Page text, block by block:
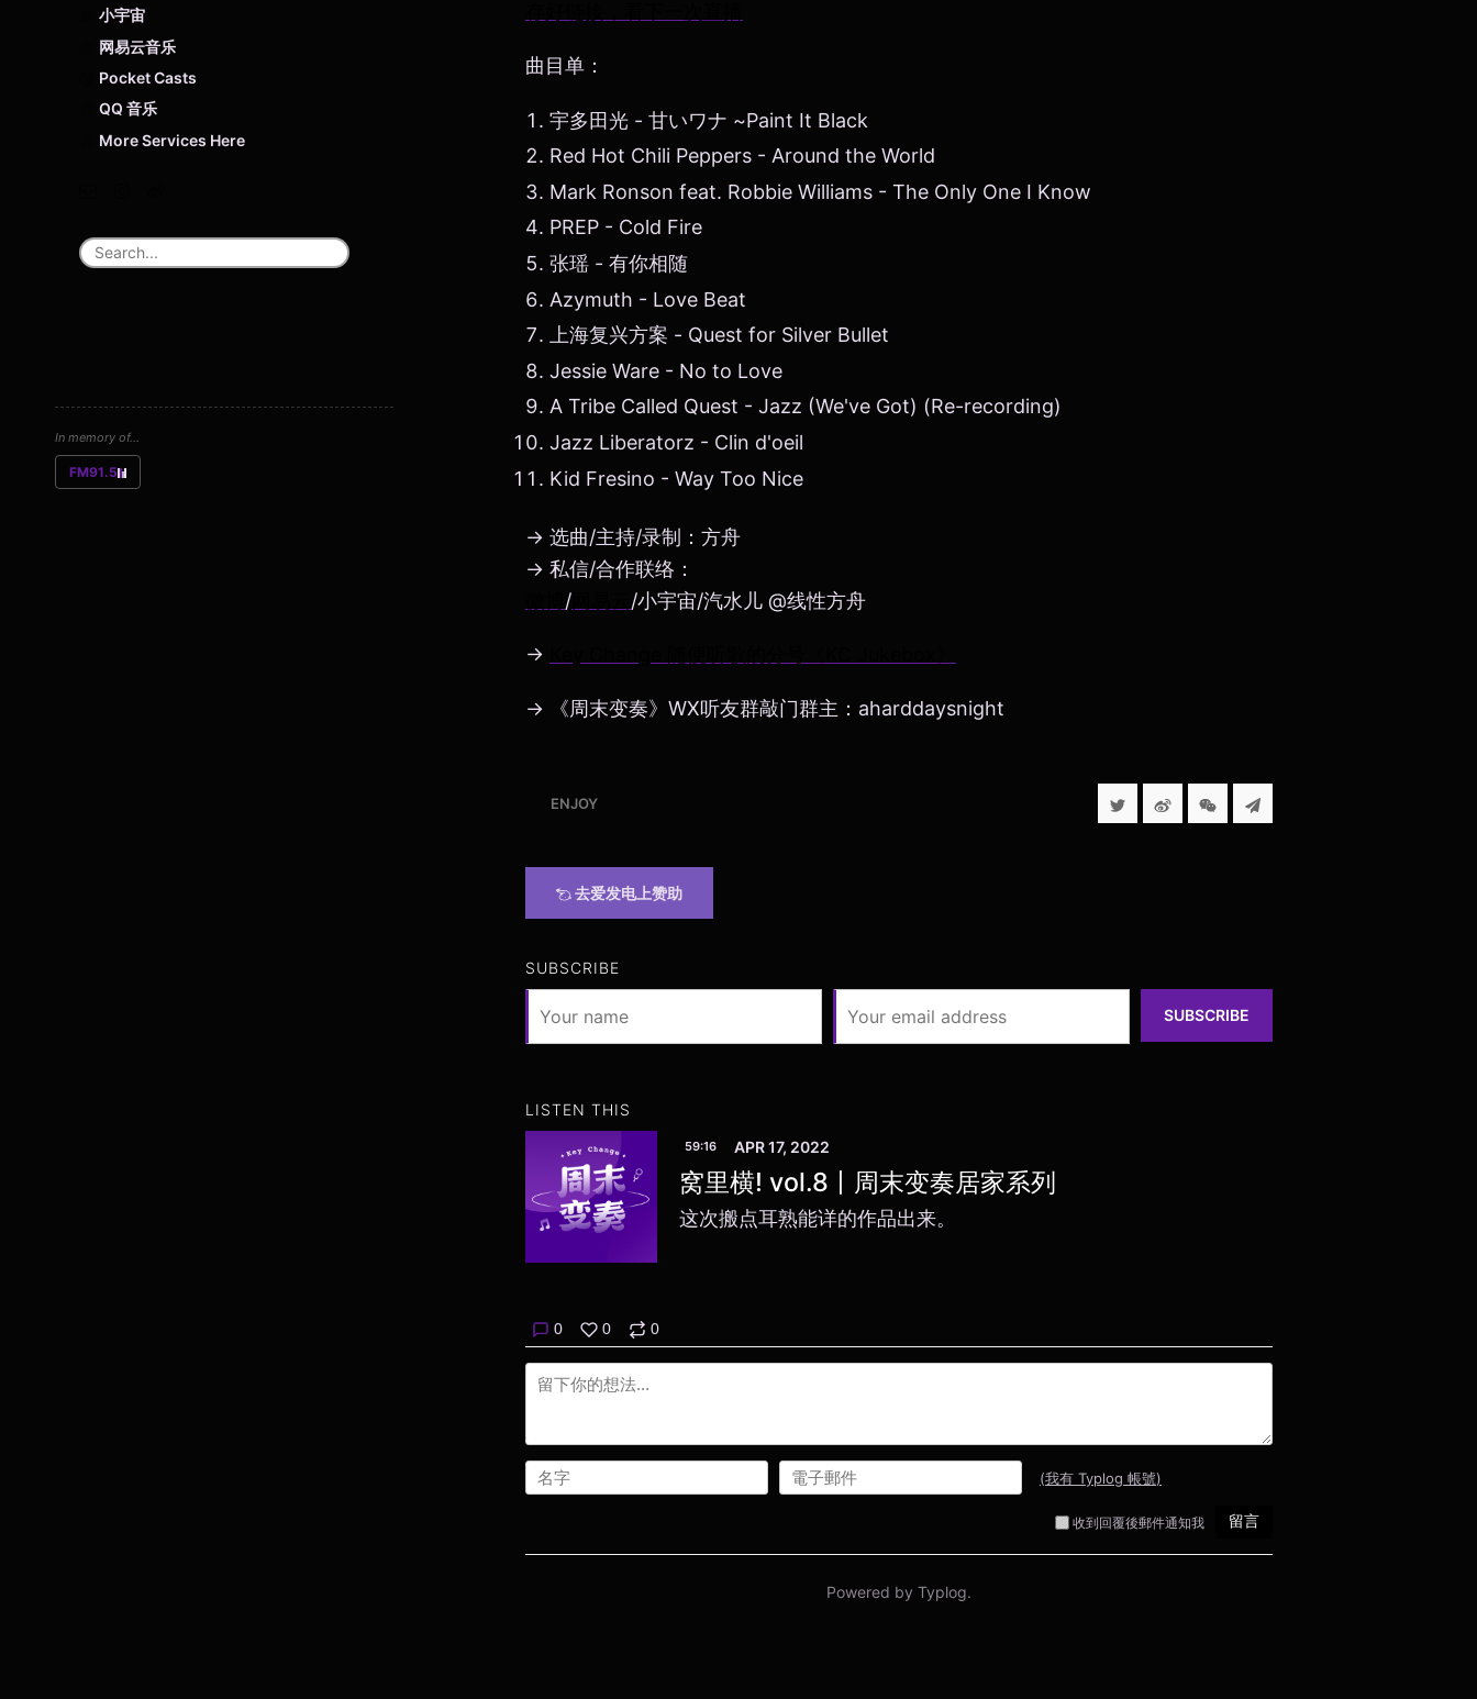
小宇宙
网易云音乐
Pocket Casts
QQ 音乐
More Services Here
In memory of...
FM91.5
曲目单：
宇多田光 - 甘いワナ ~Paint It Black
Red Hot Chili Peppers - Around the World
Mark Ronson feat. Robbie Williams - The Only One I Know
PREP - Cold Fire
张瑶 - 有你相随
Azymuth - Love Beat
上海复兴方案 - Quest for Silver Bullet
Jessie Ware - No to Love
A Tribe Called Quest - Jazz (We've Got) (Re-recording)
Jazz Liberatorz - Clin d'oeil
Kid Fresino - Way Too Nice
→ 选曲/主持/录制：方舟
→ 私信/合作联络：
/ /小宇宙/汽水儿 @线性方舟
→
→ 《周末变奏》WX听友群敲门群主：aharddaysnight
ENJOY
去爱发电上赞助
SUBSCRIBE
SUBSCRIBE
LISTEN THIS
59:16 APR 17, 2022
窝里横! vol.8丨周末变奏居家系列
这次搬点耳熟能详的作品出来。